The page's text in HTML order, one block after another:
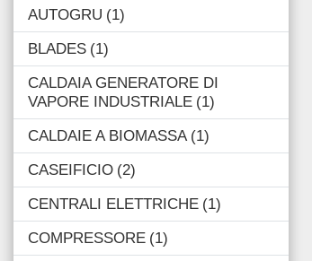
AUTOGRU
1
BLADES 1
CALDAIA GENERATORE DI
VAPORE INDUSTRIALE 1
CALDAIE A BIOMASSA 1
CASEIFICIO 2
CENTRALI ELETTRICHE 1
COMPRESSORE 1